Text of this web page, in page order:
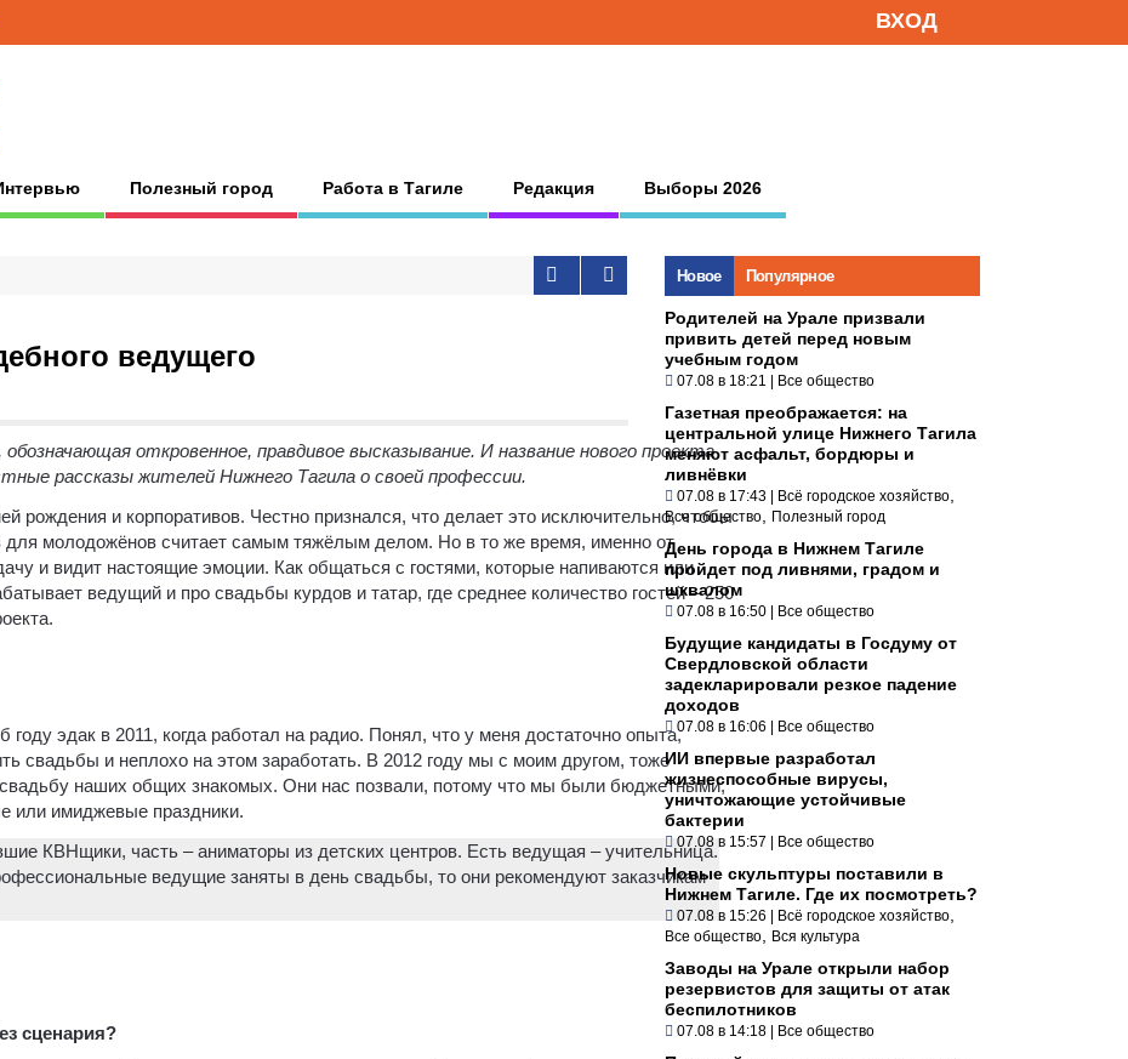
ВХОД
Полезный город Работа в Тагиле Редакция Выборы 2026
ведущего
обозначающая откровенное, правдивое высказывание. И название нового проекта
рассказы жителей Нижнего Тагила о своей профессии.
рождения и корпоративов. Честно признался, что делает это исключительно, чтобы
для молодожёнов считает самым тяжёлым делом. Но в то же время, именно от
и видит настоящие эмоции. Как общаться с гостями, которые напиваются или
ведущий и про свадьбы курдов и татар, где среднее количество гостей – 250
эдак в 2011, когда работал на радио. Понял, что у меня достаточно опыта,
свадьбы и неплохо на этом заработать. В 2012 году мы с моим другом, тоже
наших общих знакомых. Они нас позвали, потому что мы были бюджетными,
или имиджевые праздники.
КВНщики, часть – аниматоры из детских центров. Есть ведущая – учительница.
ведущие заняты в день свадьбы, то они рекомендуют заказчикам
сценария?
Новое Популярное
Родителей на Урале призвали
привить детей перед новым
учебным годом
07.08 в 18:21 | Все общество
Газетная преображается: на
центральной улице Нижнего Тагила
меняют асфальт, бордюры и
ливнёвки
07.08 в 17:43 | Всё городское хозяйство
Все общество Полезный город
День города в Нижнем Тагиле
пройдет под ливнями, градом и
шквалом
07.08 в 16:50 | Все общество
Будущие кандидаты в Госдуму от
Свердловской области
задекларировали резкое падение
доходов
07.08 в 16:06 | Все общество
ИИ впервые разработал
жизнеспособные вирусы,
уничтожающие устойчивые
бактерии
07.08 в 15:57 | Все общество
Новые скульптуры поставили в
Нижнем Тагиле. Где их посмотреть?
07.08 в 15:26 | Всё городское хозяйство
Все общество Вся культура
Заводы на Урале открыли набор
резервистов для защиты от атак
беспилотников
07.08 в 14:18 | Все общество